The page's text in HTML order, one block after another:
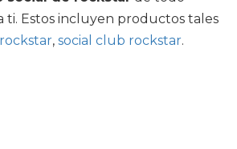
ti. Estos incluyen productos tales
, social club rockstar.